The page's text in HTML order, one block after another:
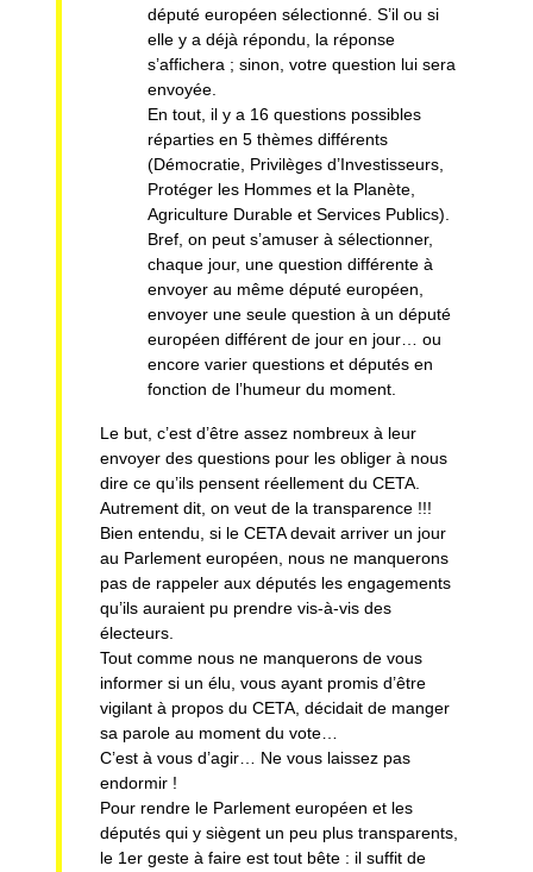
député européen sélectionné. S’il ou si
elle y a déjà répondu, la réponse
s’affichera ; sinon, votre question lui sera
envoyée.
En tout, il y a 16 questions possibles
réparties en 5 thèmes différents
(Démocratie, Privilèges d’Investisseurs,
Protéger les Hommes et la Planète,
Agriculture Durable et Services Publics).
Bref, on peut s’amuser à sélectionner,
chaque jour, une question différente à
envoyer au même député européen,
envoyer une seule question à un député
européen différent de jour en jour… ou
encore varier questions et députés en
fonction de l’humeur du moment.
Le but, c’est d’être assez nombreux à leur
envoyer des questions pour les obliger à nous
dire ce qu’ils pensent réellement du CETA.
Autrement dit, on veut de la transparence !!!
Bien entendu, si le CETA devait arriver un jour
au Parlement européen, nous ne manquerons
pas de rappeler aux députés les engagements
qu’ils auraient pu prendre vis-à-vis des
électeurs.
Tout comme nous ne manquerons de vous
informer si un élu, vous ayant promis d’être
vigilant à propos du CETA, décidait de manger
sa parole au moment du vote…
C’est à vous d’agir… Ne vous laissez pas
endormir !
Pour rendre le Parlement européen et les
députés qui y siègent un peu plus transparents,
le 1er geste à faire est tout bête : il suffit de